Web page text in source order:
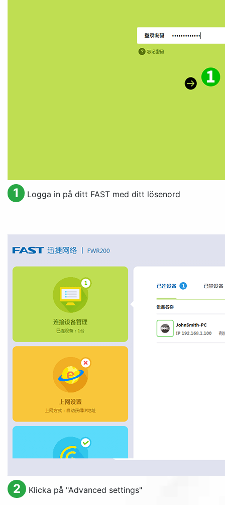
1 Logga in på ditt FAST med ditt lösenord
2 Klicka på "Advanced settings"